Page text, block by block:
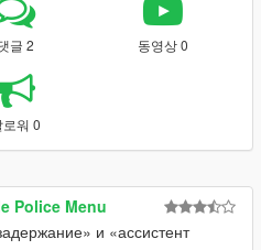
글 2 동영상 0
로워 0
Police Menu
и «ассистент